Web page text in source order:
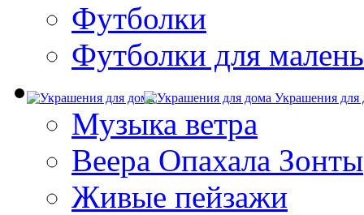
Футболки
Футболки для
Украшения для
Музыка ветра
Веера Опахала Зонты
Живые пейзажи